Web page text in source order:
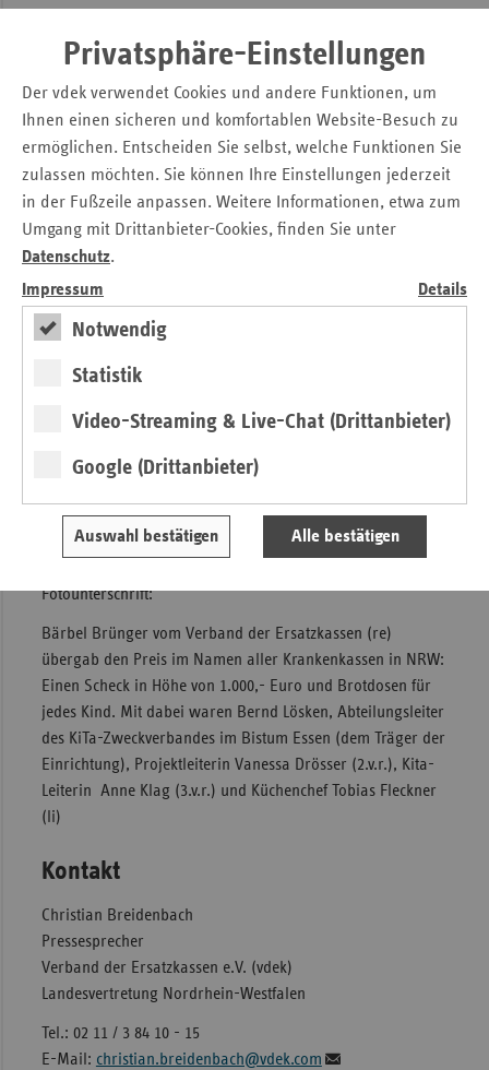
Privatsphäre-Einstellungen
Der vdek verwendet Cookies und andere Funktionen, um
Ihnen einen sicheren und komfortablen Website-Besuch zu
ermöglichen. Entscheiden Sie selbst, welche Funktionen Sie
zulassen möchten. Sie können Ihre Einstellungen jederzeit
in der Fußzeile anpassen. Weitere Informationen, etwa zum
Umgang mit Drittanbieter-Cookies, finden Sie unter
Datenschutz.
Impressum
Details
Notwendig
Statistik
Video-Streaming & Live-Chat (Drittanbieter)
Google (Drittanbieter)
Auswahl bestätigen Alle bestätigen
Kindertageseinrichtungen in NRW angeboten. Mit diesem
Präventionsprojekt soll bereits frühzeitig dem Übergewicht
von Kindern vorgebeugt werden. Inzwischen haben sich
bereits rund 200 Einrichtungen zertifizieren lassen. Aktuell
wurde das Projekt bis 2017 verlängert.
Download: Kindertageseinrichtung
„Entdeckungskiste“ aus Oberhausen gewinnt
Wettbewerb aller Anerkannten
Ernährung in NRW.pdf
Fotounterschrift:
Bärbel Brünger vom Verband der Ersatzkassen (re)
übergab den Preis im Namen aller Krankenkassen in NRW:
Einen Scheck in Höhe von 1.000,- Euro und Brotdosen für
jedes Kind. Mit dabei waren Bernd Lösken, Abteilungsleiter
des KiTa-Zweckverbandes im Bistum Essen (dem Träger der
Einrichtung), Projektleiterin Vanessa Drösser (2.v.r.), Kita-
Leiterin Anne Klag (3.v.r.) und Küchenchef Tobias Fleckner
(li)
Kontakt
Christian Breidenbach
Pressesprecher
Verband der Ersatzkassen e.V. (vdek)
Landesvertretung Nordrhein-Westfalen
Tel.: 02 11 / 3 84 10 - 15
E-Mail: christian.breidenbach@vdek.com